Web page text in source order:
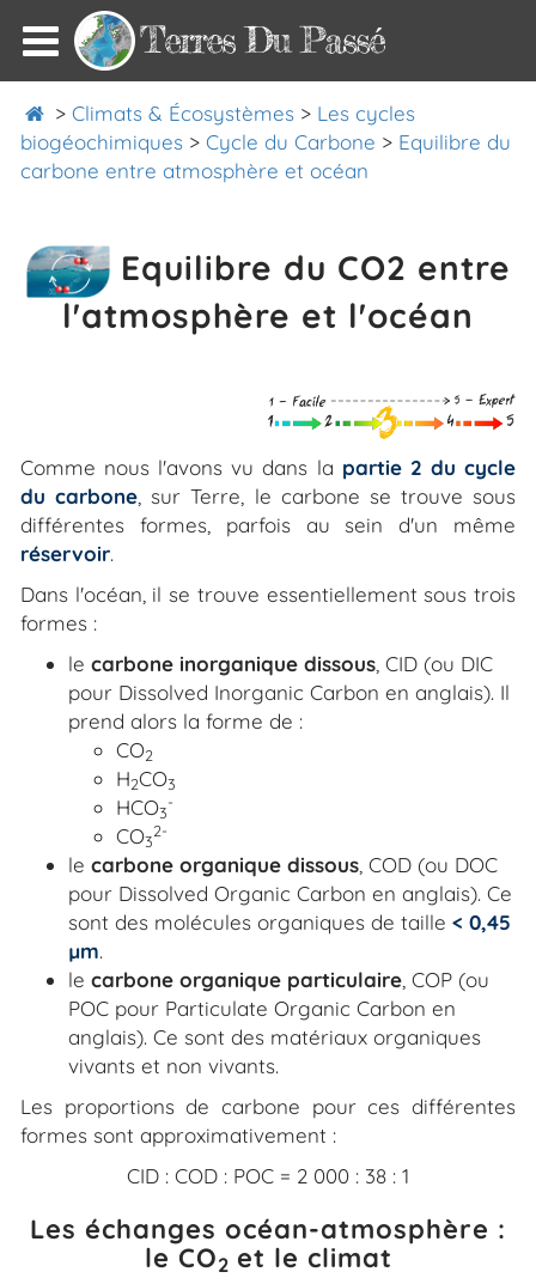
Terres Du Passé
> Climats & Écosystèmes> Les cycles
biogéochimiques > Cycle du Carbone > Equilibre du
carbone entre atmosphère et océan
Equilibre du CO2 entre
l'atmosphère et l'océan
Comme nous l'avons vu dans la partie 2 du cycle
du carbone , sur Terre, le carbone se trouve sous
différentes formes, parfois au sein d'un même
réservoir.
Dans l'océan, il se trouve essentiellement sous trois
formes :
le carbone inorganique dissous , CID (ou DIC
pour Dissolved Inorganic Carbon en anglais). Il
prend alors la forme de :
CO2
H2CO3
HCO3
-
CO3
2-
le carbone organique dissous , COD (ou DOC
pour Dissolved Organic Carbon en anglais). Ce
sont des molécules organiques de taille < 0,45
µm.
le carbone organique particulaire , COP (ou
POC pour Particulate Organic Carbon en
anglais). Ce sont des matériaux organiques
vivants et non vivants.
Les proportions de carbone pour ces différentes
formes sont approximativement :
CID : COD : POC = 2 000 : 38 : 1
Les échanges océan-atmosphère :
le CO2 et le climat